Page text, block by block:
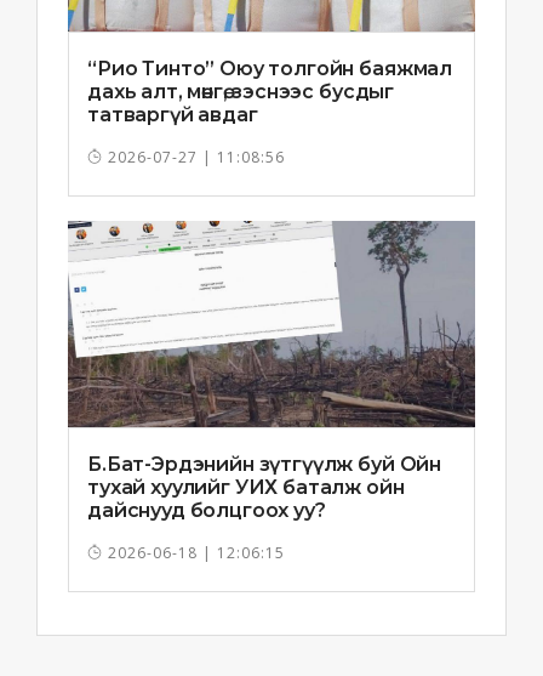
“Рио Тинто” Оюу толгойн баяжмал
дахь алт, мөнгө, зэснээс бусдыг
татваргүй авдаг
2026-07-27 | 11:08:56
Б.Бат-Эрдэнийн зүтгүүлж буй Ойн
тухай хуулийг УИХ баталж ойн
дайснууд болцгоох уу?
2026-06-18 | 12:06:15